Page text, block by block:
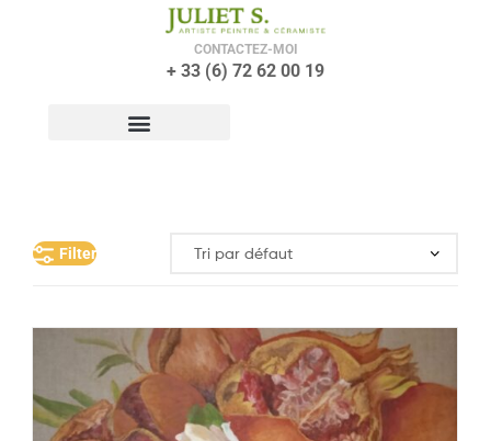
CONTACTEZ-MOI
+ 33 (6) 72 62 00 19
Filter